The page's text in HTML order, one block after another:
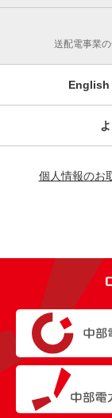
送配電事業
English
個人情報のお
（新しいウ
（新しいウ